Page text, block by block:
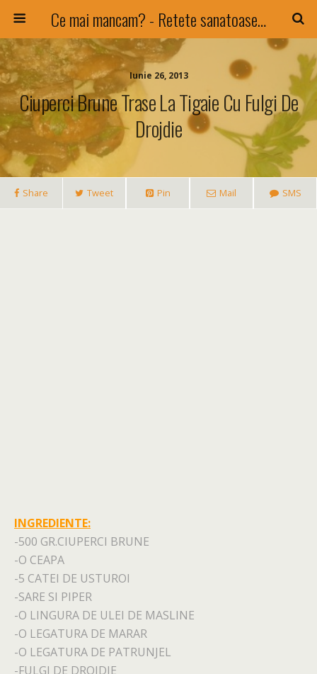
Ce mai mancam? - Retete sanatoase si nu numai !
Iunie 26, 2013
Ciuperci Brune Trase La Tigaie Cu Fulgi De
Drojdie
Share Tweet Pin Mail SMS
INGREDIENTE:
-500 GR.CIUPERCI BRUNE
-O CEAPA
-5 CATEI DE USTUROI
-SARE SI PIPER
-O LINGURA DE ULEI DE MASLINE
-O LEGATURA DE MARAR
-O LEGATURA DE PATRUNJEL
-FULGI DE DROJDIE